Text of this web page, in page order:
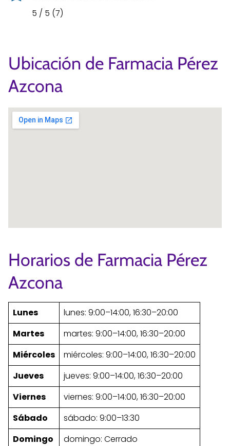
5 / 5 (7)
Ubicación de Farmacia Pérez
Azcona
Horarios de Farmacia Pérez
Azcona
Lunes
lunes: 9:00–14:00, 16:30–20:00
Martes
martes: 9:00–14:00, 16:30–20:00
Miércoles
miércoles: 9:00–14:00, 16:30–20:00
Jueves
jueves: 9:00–14:00, 16:30–20:00
Viernes
viernes: 9:00–14:00, 16:30–20:00
Sábado
sábado: 9:00–13:30
Domingo
domingo: Cerrado